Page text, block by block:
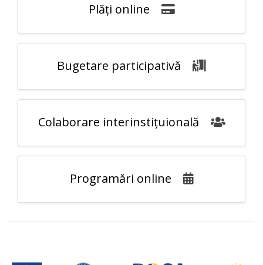
Plăți online
Bugetare participativă
Colaborare interinstițuională
Programări online